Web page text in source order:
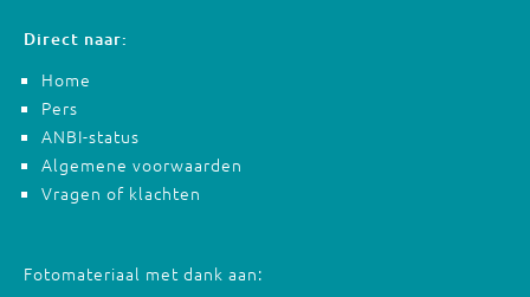
Direct naar:
Home
Pers
ANBI-status
Algemene voorwaarden
Vragen of klachten
Fotomateriaal met dank aan: